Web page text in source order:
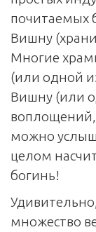
почитаемых
Вишну
Многие
(или одной
Вишну (или
можно
целом
богинь!
множество